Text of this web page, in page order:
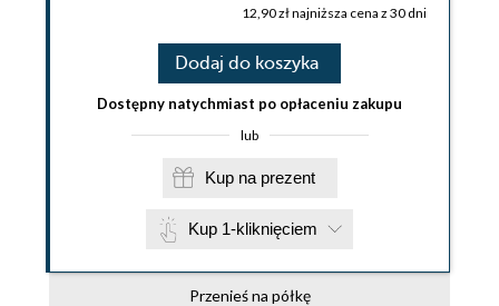
12,90 zł najniższa cena z 30 dni
Dodaj do koszyka
Dostępny natychmiast po opłaceniu zakupu
lub
Kup na prezent
Kup 1-kliknięciem
Przenieś na półkę